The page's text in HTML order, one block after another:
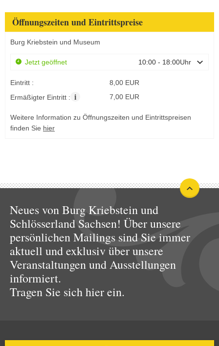
Öffnungszeiten und Eintrittspreise
Burg Kriebstein und Museum
Jetzt geöffnet 10:00 - 18:00Uhr
Eintritt :
8,00 EUR
Ermäßigter Eintritt : i 7,00 EUR
Weitere Information zu Öffnungszeiten und Eintrittspreisen
finden Sie hier
Neues von Burg Kriebstein und
Schlösserland Sachsen! Über unsere
persönlichen Mailings sind Sie immer
aktuell und exklusiv über unsere
Veranstaltungen und Ausstellungen
informiert.
Tragen Sie sich hier ein.